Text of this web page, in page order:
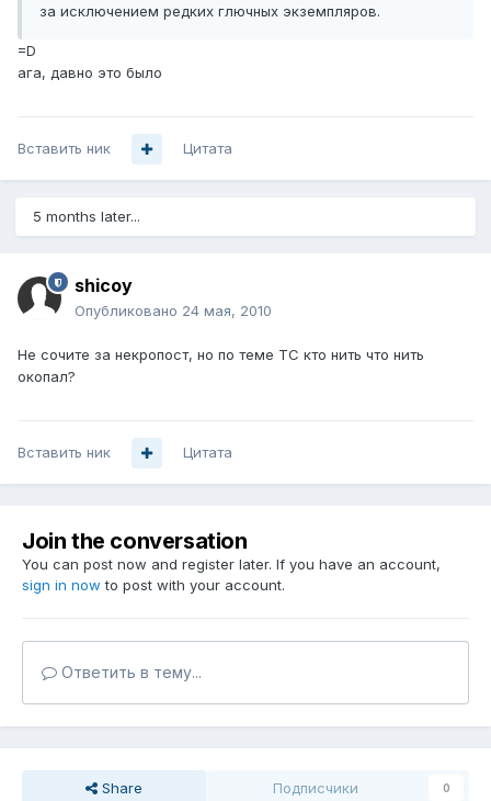
за исключением редких глючных экземпляров.
=D
ага, давно это было
Вставить ник Цитата
5 months later...
shicoy
Опубликовано 24 мая, 2010
Не сочите за некропост, но по теме ТС кто нить что нить
окопал?
Вставить ник Цитата
Join the conversation
You can post now and register later. If you have an account,
sign in now to post with your account.
Ответить в тему...
Share Подписчики 0